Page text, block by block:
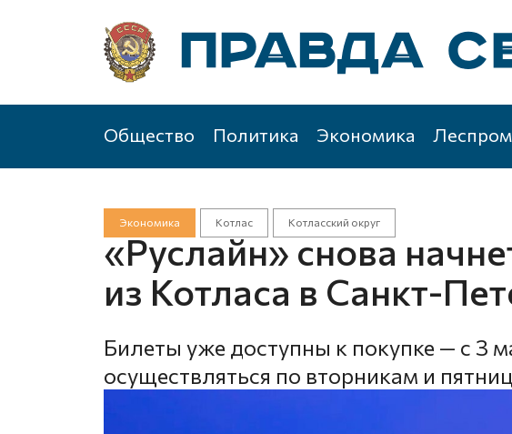
Общество Политика Экономика Леспром
Экономика Котлас Котласский округ
«Руслайн» снова
из Котласа в Санкт-
Билеты уже доступны к покупке — с 3
осуществляться по вторникам и